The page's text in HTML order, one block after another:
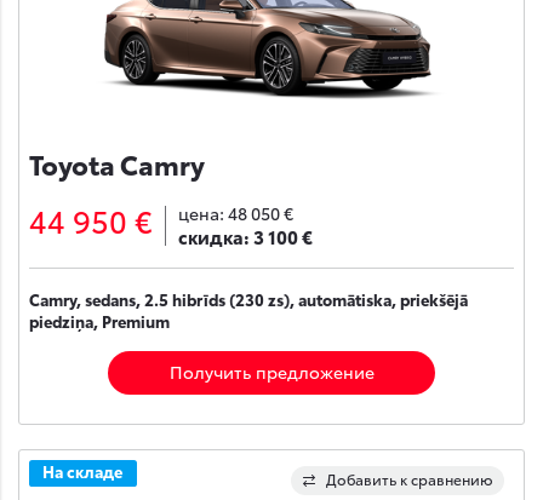
Toyota Camry
44 950 € цена: 48 050 €
скидка:3 100 €
Camry, sedans, 2.5 hibrīds (230 zs), automātiska, priekšējā
piedziņa, Premium
Получить предложение
Добавить к сравнению
На складе